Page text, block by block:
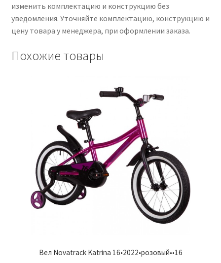
изменить комплектацию и конструкцию без
уведомления. Уточняйте комплектацию, конструкцию и
цену товара у менеджера, при оформлении заказа.
Похожие товары
Вел Novatrack Katrina 16•2022•розовый••16